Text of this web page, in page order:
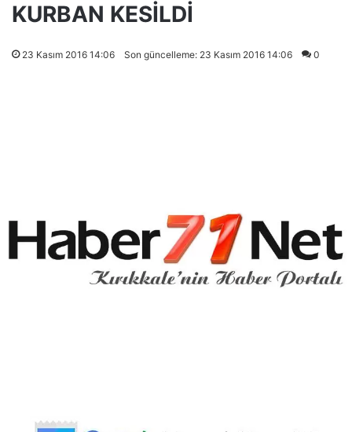
KURBAN KESİLDİ
23 Kasım 2016 14:06 Son güncelleme: 23 Kasım 2016 14:06 0